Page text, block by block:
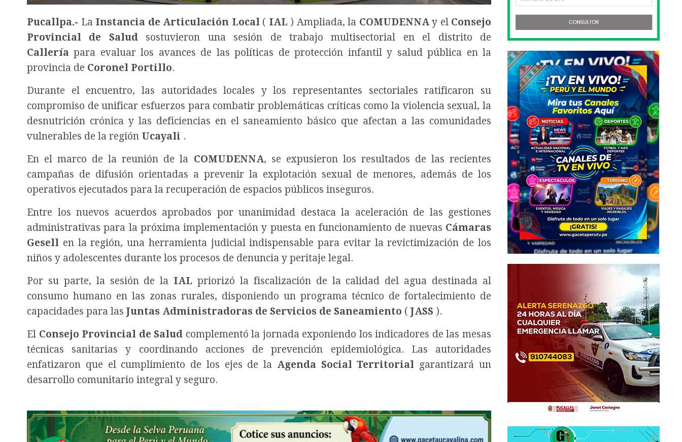
Pucallpa.- La Instancia de Articulación Local ( IAL ) Ampliada, la COMUDENNAy el Consejo
Provincial de Saludsostuvieron una sesión de trabajo multisectorial en el distrito de
Callería para evaluar los avances de las políticas de protección infantil y salud pública en la
provincia de Coronel Portillo.
Durante el encuentro, las autoridades locales y los representantes sectoriales ratificaron su
compromiso de unificar esfuerzos para combatir problemáticas críticas como la violencia sexual, la
desnutrición crónica y las deficiencias en el saneamiento básico que afectan a las comunidades
vulnerables de la región Ucayali .
En el marco de la reunión de la COMUDENNA, se expusieron los resultados de las recientes
campañas de difusión orientadas a prevenir la explotación sexual de menores, además de los
operativos ejecutados para la recuperación de espacios públicos inseguros.
Entre los nuevos acuerdos aprobados por unanimidad destaca la aceleración de las gestiones
administrativas para la próxima implementación y puesta en funcionamiento de nuevas Cámaras
Gesell en la región, una herramienta judicial indispensable para evitar la revictimización de los
niños y adolescentes durante los procesos de denuncia y peritaje legal.
Por su parte, la sesión de la IAL priorizó la fiscalización de la calidad del agua destinada al
consumo humano en las zonas rurales, disponiendo un programa técnico de fortalecimiento de
capacidades para las Juntas Administradoras de Servicios de Saneamiento ( JASS ).
El Consejo Provincial de Salud complementó la jornada exponiendo los indicadores de las mesas
técnicas sanitarias y coordinando acciones de prevención epidemiológica. Las autoridades
enfatizaron que el cumplimiento de los ejes de la Agenda Social Territorial garantizará un
desarrollo comunitario integral y seguro.